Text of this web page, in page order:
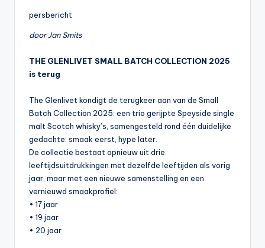
persbericht
door Jan Smits
THE GLENLIVET SMALL BATCH COLLECTION 2025
is terug
The Glenlivet kondigt de terugkeer aan van de Small
Batch Collection 2025: een trio gerijpte Speyside single
malt Scotch whisky’s, samengesteld rond één duidelijke
gedachte: smaak eerst, hype later.
De collectie bestaat opnieuw uit drie
leeftijdsuitdrukkingen met dezelfde leeftijden als vorig
jaar, maar met een nieuwe samenstelling en een
vernieuwd smaakprofiel:
• 17 jaar
• 19 jaar
• 20 jaar